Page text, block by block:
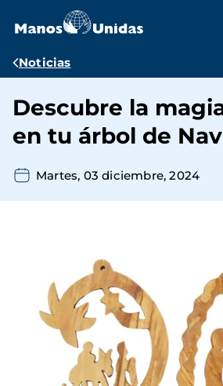
contenido
Ruta
navegación
Noticias
Descubre la
en tu árbol de
Martes, 03 diciembre, 2024